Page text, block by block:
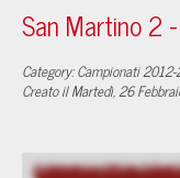
San Martino 2
Category: Campionati
Creato il Martedì, 26